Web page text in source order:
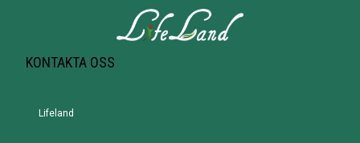
KONTAKTA OSS
Lifeland